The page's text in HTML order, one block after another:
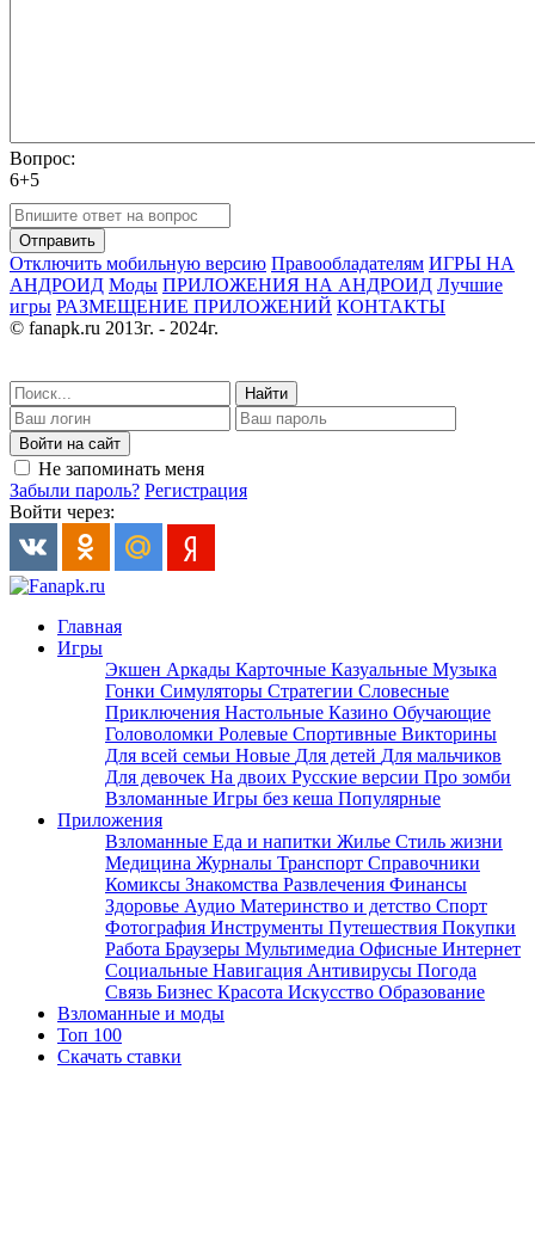
Вопрос:
6+5
Отправить
Отключить мобильную версию Правообладателям ИГРЫ НА
АНДРОИД Моды ПРИЛОЖЕНИЯ НА АНДРОИД Лучшие
игры РАЗМЕЩЕНИЕ ПРИЛОЖЕНИЙ КОНТАКТЫ
© fanapk.ru 2013г. - 2024г.
Найти
Войти на сайт
Не запоминать меня
Забыли пароль? Регистрация
Войти через:
Главная
Игры
Экшен Аркады Карточные Казуальные Музыка
Гонки Симуляторы Стратегии Словесные
Приключения Настольные Казино Обучающие
Головоломки Ролевые Спортивные Викторины
Для всей семьи Новые Для детей Для мальчиков
Для девочек На двоих Русские версии Про зомби
Взломанные Игры без кеша Популярные
Приложения
Взломанные Еда и напитки Жилье Стиль жизни
Медицина Журналы Транспорт Справочники
Комиксы Знакомства Развлечения Финансы
Здоровье Аудио Материнство и детство Спорт
Фотография Инструменты Путешествия Покупки
Работа Браузеры Мультимедиа Офисные Интернет
Социальные Навигация Антивирусы Погода
Связь Бизнес Красота Искусство Образование
Взломанные и моды
Топ 100
Скачать ставки